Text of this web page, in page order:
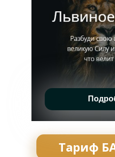
Тариф